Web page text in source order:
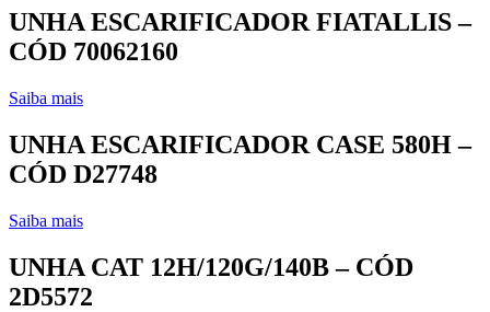
UNHA ESCARIFICADOR FIATALLIS –
CÓD 70062160
Saiba mais
UNHA ESCARIFICADOR CASE 580H –
CÓD D27748
Saiba mais
UNHA CAT 12H/120G/140B – CÓD
2D5572